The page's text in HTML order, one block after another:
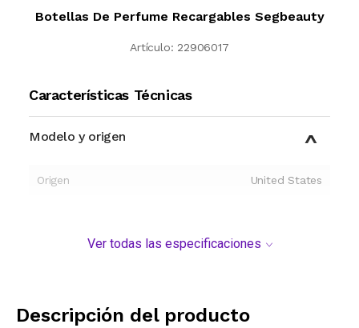
Botellas De Perfume Recargables Segbeauty
Artículo: 22906017
Características Técnicas
Modelo y origen
Origen United States
Ver todas las especificaciones
Descripción del producto